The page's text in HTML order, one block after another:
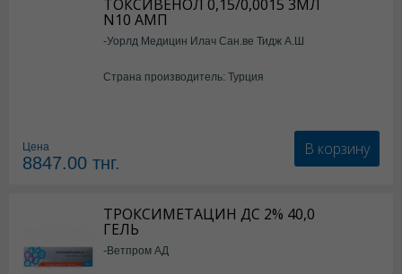
ТОКСИВЕНОЛ 0,15/0,0015 3МЛ
N10 АМП
-Уорлд Медицин Илач Сан.ве Тидж А.Ш
Страна производитель: Турция
Цена
8847.00 тнг.
В корзину
ТРОКСИМЕТАЦИН ДС 2% 40,0
ГЕЛЬ
-Ветпром АД